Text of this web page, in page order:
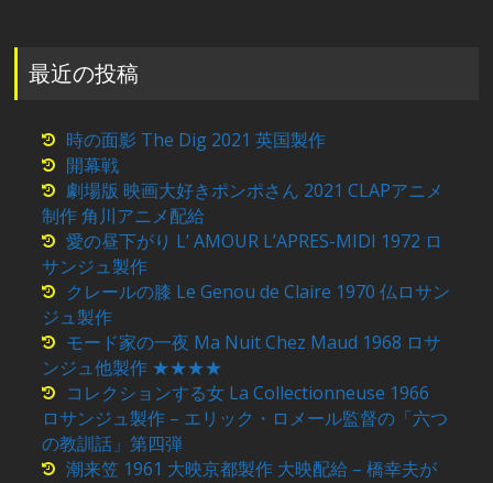
最近の投稿
時の面影 The Dig 2021 英国製作
開幕戦
劇場版 映画大好きポンポさん 2021 CLAPアニメ
制作 角川アニメ配給
愛の昼下がり L’ AMOUR L’APRES-MIDI 1972 ロ
サンジュ製作
クレールの膝 Le Genou de Claire 1970 仏ロサン
ジュ製作
モード家の一夜 Ma Nuit Chez Maud 1968 ロサ
ンジュ他製作 ★★★★
コレクションする女 La Collectionneuse 1966
ロサンジュ製作 – エリック・ロメール監督の「六つ
の教訓話」第四弾
潮来笠 1961 大映京都製作 大映配給 – 橋幸夫が